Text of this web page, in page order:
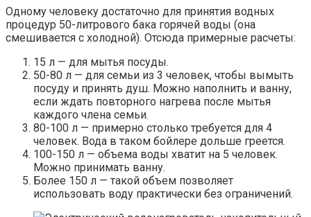
Одному человеку достаточно для принятия водных
процедур 50-литрового бака горячей воды (она
смешивается с холодной). Отсюда примерные расчеты:
15 л — для мытья посуды.
50-80 л — для семьи из 3 человек, чтобы вымыть
посуду и принять душ. Можно наполнить и ванну,
если ждать повторного нагрева после мытья
каждого члена семьи.
80-100 л — примерно столько требуется для 4
человек. Вода в таком бойлере дольше греется.
100-150 л — объема воды хватит на 5 человек.
Можно принимать ванну.
Более 150 л — такой объем позволяет
использовать воду практически без ограничений.